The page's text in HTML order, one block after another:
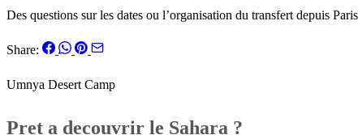
Des questions sur les dates ou l’organisation du transfert depuis
Share:
Umnya Desert Camp
Pret a decouvrir le Sahara ?